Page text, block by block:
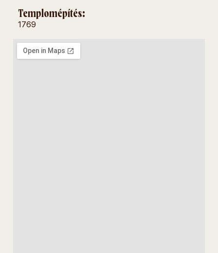
Templomépítés:
1769